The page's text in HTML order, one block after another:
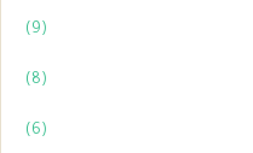
(9)
(8)
(6)